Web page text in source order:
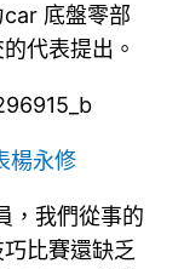
底盤零部
代表提出。
楊永修
，我們從事的
比賽還缺乏